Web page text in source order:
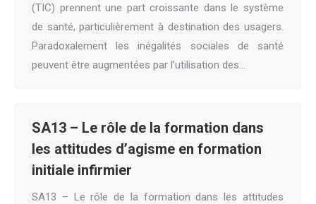
(TIC) prennent une part croissante dans le système
de santé, particulièrement à destination des usagers.
Paradoxalement les inégalités sociales de santé
peuvent être augmentées par l’utilisation des…
SA13 – Le rôle de la formation dans
les attitudes d’agisme en formation
initiale infirmier
SA13 – Le rôle de la formation dans les attitudes